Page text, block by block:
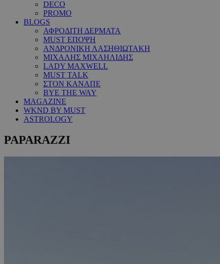
DECO
PROMO
BLOGS
ΑΦΡΟΔΙΤΗ ΔΕΡΜΑΤΑ
MUST ΕΠΟΨΗ
ΑΝΔΡΟΝΙΚΗ ΛΑΣΗΘΙΩΤΑΚΗ
ΜΙΧΑΛΗΣ ΜΙΧΑΗΛΙΔΗΣ
LADY MAXWELL
MUST TALK
ΣΤΟΝ ΚΑΝΑΠΕ
BYE THE WAY
MAGAZINE
WKND BY MUST
ASTROLOGY
PAPARAZZI